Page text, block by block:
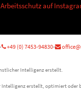
auf
+49 (0) 7453-94830-
Intelligenz erstellt.
Intelligenz erstellt, optimiert oder